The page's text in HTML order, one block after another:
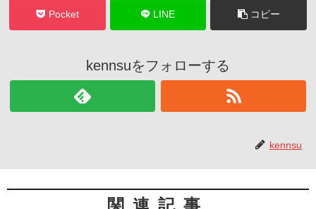
Pocket LINE コピー
kennsuをフォローする
kennsu